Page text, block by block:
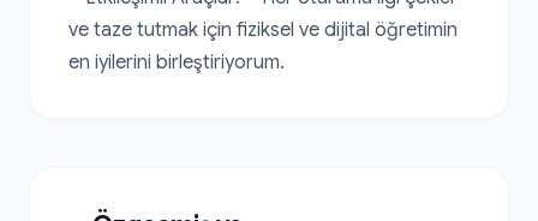
ve taze tutmak için fiziksel ve dijital öğretimin
en iyilerini birleştiriyorum.